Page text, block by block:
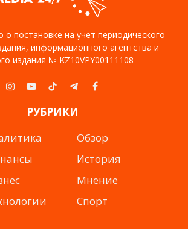
о постановке на учет периодического
информационного агентства и
издания № KZ10VPY00111108
Instagram
YouTubeTikTokTelegramFacebook
РУБРИКИ
Обзор
История
Мнение
Спорт